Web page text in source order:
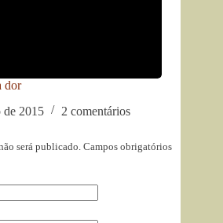
dor
de 2015
2 comentários
será publicado. Campos obrigatórios